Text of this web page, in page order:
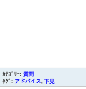
ｶﾃｺﾞﾘｰ: 質問
ﾀｸﾞ: アドバイス, 下見